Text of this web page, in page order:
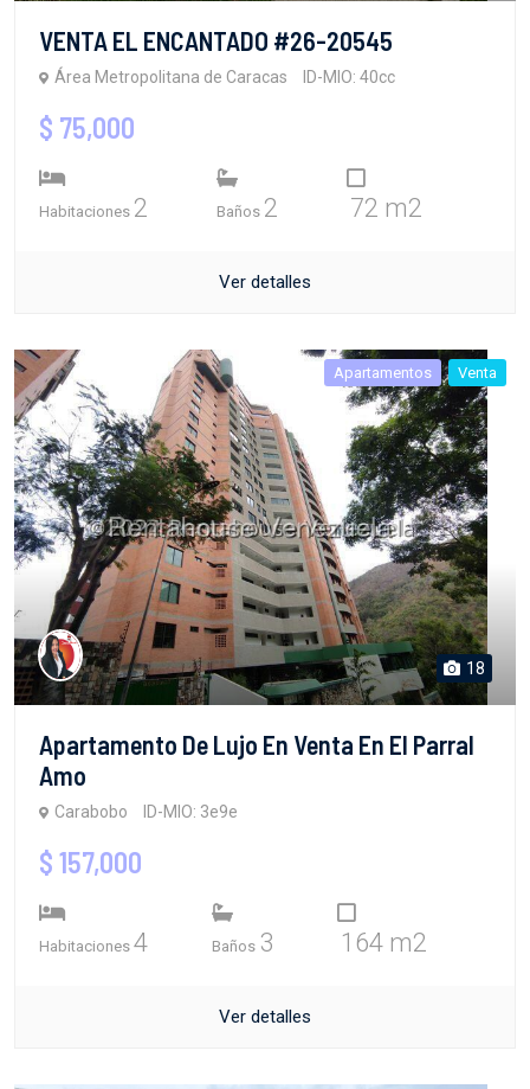
VENTA EL ENCANTADO #26-20545
Área Metropolitana de Caracas ID-MIO: 40cc
$ 75,000
Habitaciones 2 Baños 2 72 m2
Ver detalles
Apartamentos Venta
18
Apartamento De Lujo En Venta En El Parral
Amo
Carabobo ID-MIO: 3e9e
$ 157,000
Habitaciones 4 Baños 3 164 m2
Ver detalles